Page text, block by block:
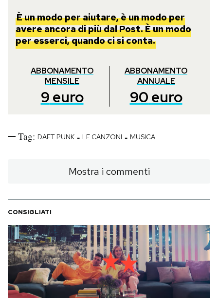
È un modo per aiutare, è un modo per
avere ancora di più dal Post. È un modo
per esserci, quando ci si conta.
ABBONAMENTO
MENSILE
9 euro
ABBONAMENTO
ANNUALE
90 euro
Tag: DAFT PUNK - LE CANZONI - MUSICA
Mostra i commenti
CONSIGLIATI